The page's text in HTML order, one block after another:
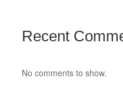
Recent
No comments to show.